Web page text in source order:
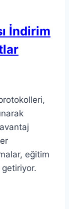
İndirim
eğitim
getiriyor.